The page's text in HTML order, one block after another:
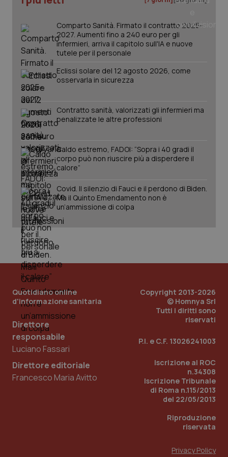
Comparto Sanità. Firmato il contratto 2025-
2027. Aumenti fino a 240 euro per gli
infermieri, arriva il capitolo sull'IA e nuove
tutele per il personale
Eclissi solare del 12 agosto 2026, come
osservarla in sicurezza
Contratto sanità, valorizzati gli infermieri ma
penalizzate le altre professioni
Caldo estremo, FADOI: “Sopra i 40 gradi il
corpo può non riuscire più a disperdere il
calore”
Covid. Il silenzio di Fauci e il perdono di Biden.
Ma il Quinto Emendamento non è
un’ammissione di colpa
Quotidiano online
d'informazione sanitaria
Direttore
responsabile
Luciano Fassari
Direttore editoriale
Francesco Maria Avitto
Copyright 2013-2026
© Homnya Srl
Tutti i diritti sono
riservati
P.I. e C.F. 13026241003
Iscrizione al ROC
n.34308
Iscrizione Tribunale
di Roma n.115/2013
del 22/05/2013
Riproduzione
riservata
Privacy Policy
www.quotidianosanita.it
tracking-sites-ironfish-
www.quotidianosanita.it
tracking-sites-ironfish-
session-id
_ga